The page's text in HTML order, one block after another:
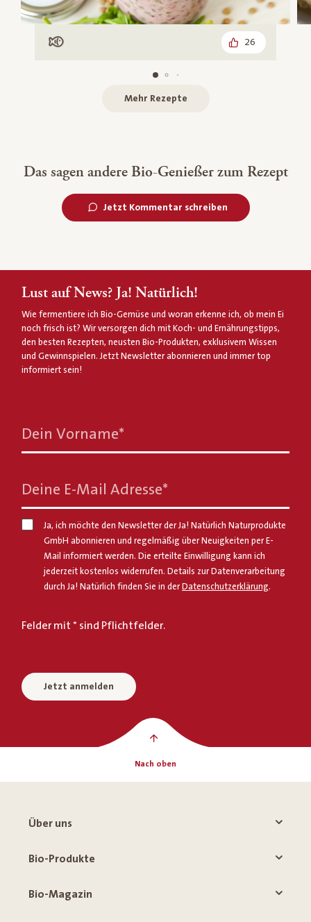
Mit Fisch 26
Mehr Rezepte
Das sagen andere Bio-Genießer zum Rezept
Jetzt Kommentar schreiben
Lust auf News? Ja! Natürlich!
Wie fermentiere ich Bio-Gemüse und woran erkenne ich, ob mein Ei
noch frisch ist? Wir versorgen dich mit Koch- und Ernährungstipps,
den besten Rezepten, neusten Bio-Produkten, exklusivem Wissen
und Gewinnspielen. Jetzt Newsletter abonnieren und immer top
informiert sein!
Dein Vorname*
Deine E-Mail Adresse*
Ja, ich möchte den Newsletter der Ja! Natürlich Naturprodukte
GmbH abonnieren und regelmäßig über Neuigkeiten per E-
Mail informiert werden. Die erteilte Einwilligung kann ich
jederzeit kostenlos widerrufen. Details zur Datenverarbeitung
durch Ja! Natürlich finden Sie in derDatenschutzerklärung.
Felder mit * sind Pflichtfelder.
Jetzt anmelden
Nach oben
Über uns
Bio-Produkte
Bio-Magazin